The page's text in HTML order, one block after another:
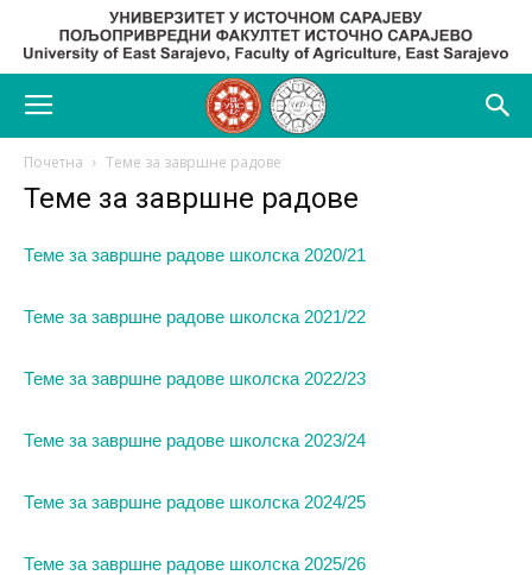
Почетна Теме за завршне радове
Теме за завршне радове
Теме за завршне радове школска 2020/21
Теме за завршне радове школска 2021/22
Теме за завршне радове школска 2022/23
Теме за завршне радове школска 2023/24
Теме за завршне радове школска 2024/25
Теме за завршне радове школска 2025/26